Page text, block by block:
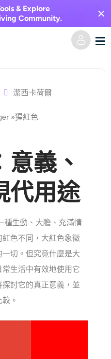
& Explore
Community.
Banana Pro Seedream 4.5
潔西卡荷爾
»猩紅色
義、
代用途
種生動、大膽、充滿情
色不同，大紅色象徵
切。但究竟什麼是大
生活中有效地使用它
討它的真正意義，並
。